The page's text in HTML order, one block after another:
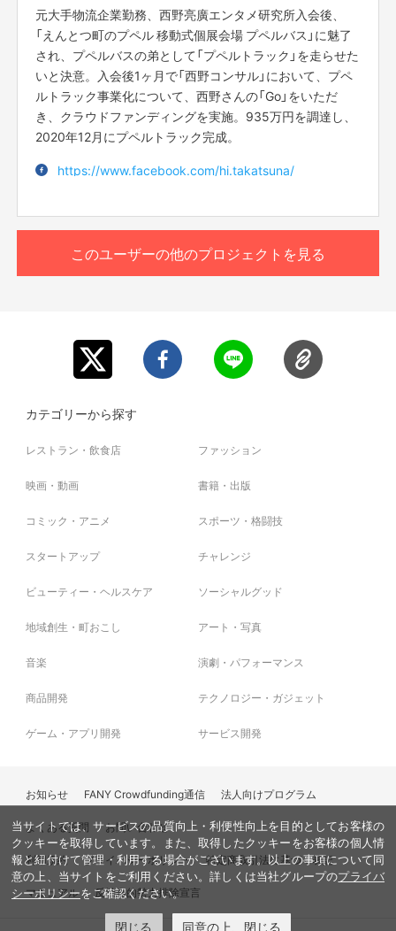
元大手物流企業勤務、西野亮廣エンタメ研究所入会後、
「えんとつ町のプペル 移動式個展会場 プペルバス」に魅了
され、プペルバスの弟として「プペルトラック」を走らせた
いと決意。入会後1ヶ月で「西野コンサル」において、プペ
ルトラック事業化について、西野さんの「Go」をいただ
き、クラウドファンディングを実施。935万円を調達し、
2020年12月にプペルトラック完成。
https://www.facebook.com/hi.takatsuna/
※日程はメールにて調整させていただきます。
※お届け予定日は「2020年12月」となっていますが、厳密
には「2020年12月以降」となります。
このリターンを購入する
このユーザーの他のプロジェクトを見る
カテゴリーから探す
レストラン・飲食店 ファッション
映画・動画 書籍・出版
コミック・アニメ スポーツ・格闘技
スタートアップ チャレンジ
ビューティー・ヘルスケア ソーシャルグッド
地域創生・町おこし アート・写真
音楽 演劇・パフォーマンス
商品開発 テクノロジー・ガジェット
ゲーム・アプリ開発 サービス開発
お知らせ FANY Crowdfunding通信 法人向けプログラム
よくある質問 お問い合わせ
利用規約 プライバシーポリシー 特定商取引法に基づく表記
マニュアル 反社会的勢力排除宣言
当サイトでは、サービスの品質向上・利便性向上を目的としてお客様の
クッキーを取得しています。また、取得したクッキーをお客様の個人情
報と紐付けて管理・利用する場合がございます。以上の事項について同
意の上、当サイトをご利用ください。詳しくは当社グループのプライバ
シーポリシーをご確認ください。
閉じる 同意の上、閉じる